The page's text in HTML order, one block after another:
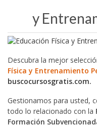
y
Descubra la mejor
Física y Entrenamiento
buscocursosgratis.com.
Gestionamos para usted,
todo lo relacionado con la
Formación